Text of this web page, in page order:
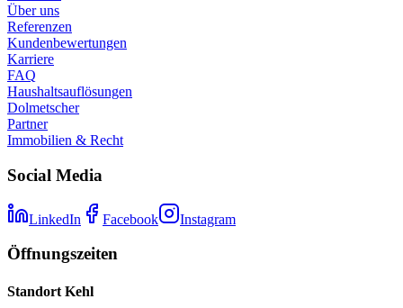
Über uns
Referenzen
Kundenbewertungen
Karriere
FAQ
Haushaltsauflösungen
Dolmetscher
Partner
Immobilien & Recht
Social Media
LinkedIn Facebook Instagram
Öffnungszeiten
Standort Kehl